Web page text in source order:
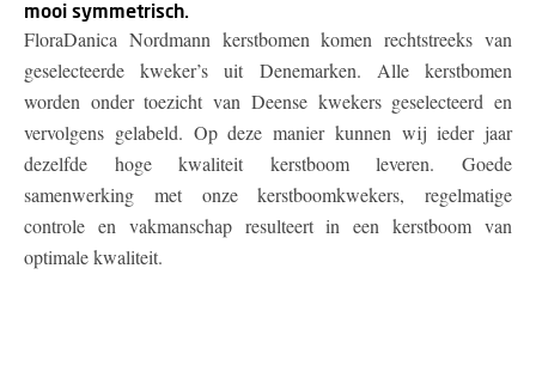
mooi symmetrisch.
FloraDanica Nordmann kerstbomen komen rechtstreeks van
geselecteerde kweker’s uit Denemarken. Alle kerstbomen
worden onder toezicht van Deense kwekers geselecteerd en
vervolgens gelabeld. Op deze manier kunnen wij ieder jaar
dezelfde hoge kwaliteit kerstboom leveren. Goede
samenwerking met onze kerstboomkwekers, regelmatige
controle en vakmanschap resulteert in een kerstboom van
optimale kwaliteit.